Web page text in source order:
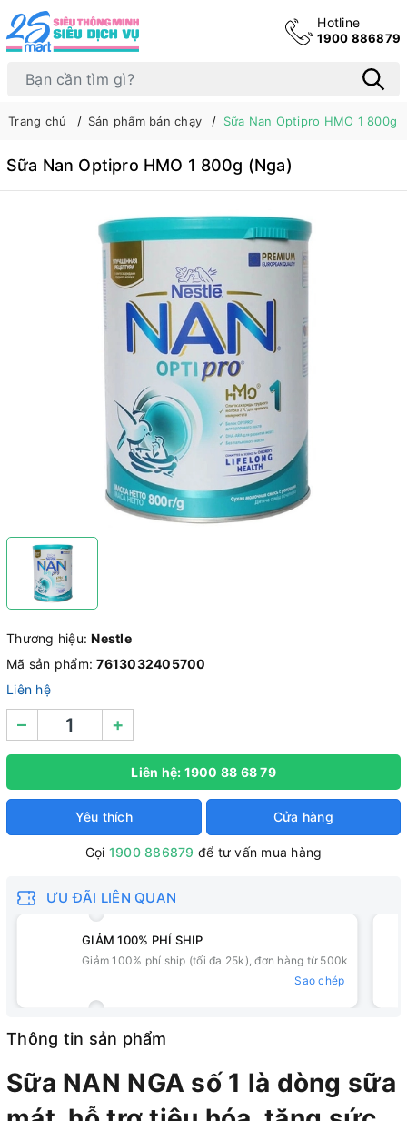
Hotline
1900 886879
Trang chủ Sản phẩm bán chạy Sữa Nan Optipro HMO 1 800g
Sữa Nan Optipro HMO 1 800g (Nga)
Thương hiệu:Nestle
Mã sản phẩm:7613032405700
Liên hệ
– +
Liên hệ: 1900 88 68 79
Yêu thích Cửa hàng
Gọi 1900 886879 để tư vấn mua hàng
ƯU ĐÃI LIÊN QUAN
GIẢM 100% PHÍ SHIP
Giảm 100% phí ship (tối đa 25k), đơn hàng từ 500k
Sao chép
Thông tin sản phẩm
Sữa NAN NGA số 1 là dòng sữa